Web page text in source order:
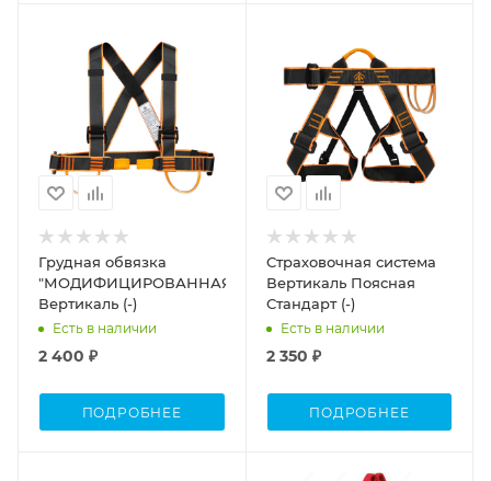
Грудная обвязка
"МОДИФИЦИРОВАННАЯ"
Вертикаль (-)
Есть в наличии
2 400 ₽
ПОДРОБНЕЕ
Страховочная система
Вертикаль Поясная
Стандарт (-)
Есть в наличии
2 350 ₽
ПОДРОБНЕЕ